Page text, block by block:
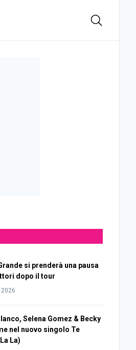
si prenderà una pausa
dopo il tour
Selena Gomez & Becky
nel nuovo singolo Te
La)